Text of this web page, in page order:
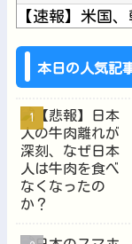
本日の人気記